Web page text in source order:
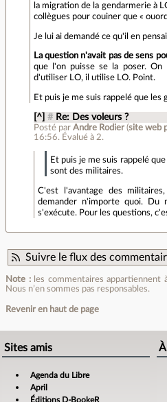
la migration de la gendarmerie à
collègues pour couiner que «
Je lui ai demandé ce qu'il en
La question n'avait pas de sens
que l'on puisse se la poser.
d'utiliser LO, il utilise LO. Point.
Et puis je me suis rappelé que les
[^] # Re: Des voleurs ?
Posté par Andre Rodier(site web
16:56. Évalué à 2.
Et puis je me suis rappelé
sont des militaires.
C'est l'avantage des
demander n'importe quoi. Du
s'exécute. Pour les questions,
Suivre le flux des
Note :les commentaires appartiennent
Nous n’en sommes pas responsables.
Revenir en haut de page
Sites amis
Agenda du Libre
April
Éditions D-BookeR